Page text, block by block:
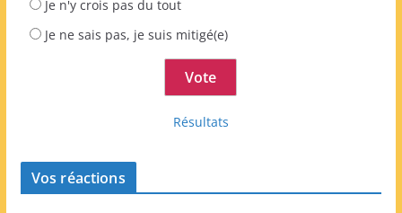
Je n'y crois pas du tout
Je ne sais pas, je suis mitigé(e)
Résultats
Vos réactions